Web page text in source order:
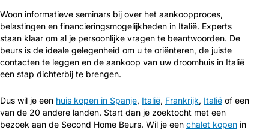
Woon informatieve seminars bij over het aankoopproces,
belastingen en financieringsmogelijkheden in Italië. Experts
staan klaar om al je persoonlijke vragen te beantwoorden. De
beurs is de ideale gelegenheid om u te oriënteren, de juiste
contacten te leggen en de aankoop van uw droomhuis in Italië
een stap dichterbij te brengen.
Dus wil je een huis kopen in Spanje, Italië, Frankrijk, Italië of een
van de 20 andere landen. Start dan je zoektocht met een
bezoek aan de Second Home Beurs. Wil je een chalet kopen in